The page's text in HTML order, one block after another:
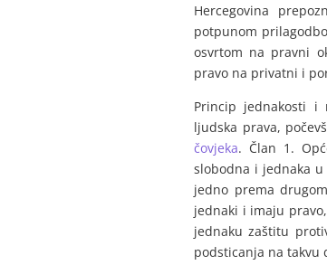
Hercegovina
potpunom
osvrtom na pravni
pravo na privatni i
Princip jednakosti i
ljudska prava,
čovjeka. Član 1.
slobodna i jednaka
jedno prema
jednaki i imaju
jednaku zaštitu
podsticanja na takvu